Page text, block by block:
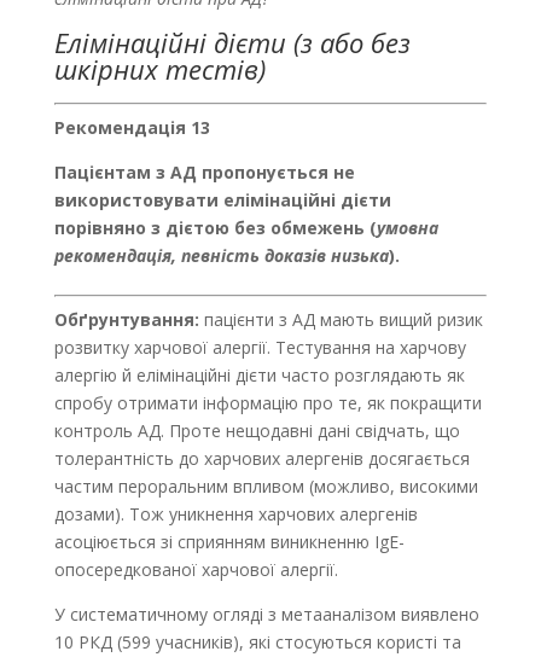
Елімінаційні дієти (з або без
шкірних тестів)
Рекомендація 13
Пацієнтам з АД пропонується не
використовувати елімінаційні дієти
порівняно з дієтою без обмежень (умовна
рекомендація, певність доказів низька).
Обґрунтування: пацієнти з AД мають вищий ризик
розвитку харчової алергії. Тестування на харчову
алергію й елімінаційні дієти часто розглядають як
спробу отримати інформацію про те, як покращити
контроль AД. Проте нещодавні дані свідчать, що
толерантність до харчових алергенів досягається
частим пероральним впливом (можливо, високими
дозами). Тож уникнення харчових алергенів
асоціюється зі сприянням виникненню IgE-
опосередкованої харчової алергії.
У систематичному огляді з метааналізом виявлено
10 РКД (599 учасників), які стосуються користі та